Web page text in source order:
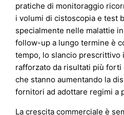
pratiche di monitoraggio
i volumi di cistoscopia e test
specialmente nelle malattie
follow-up a lungo termine è
tempo, lo slancio prescrittivo
rafforzato da risultati più forti
che stanno aumentando la
fornitori ad adottare regimi a
La crescita commerciale è